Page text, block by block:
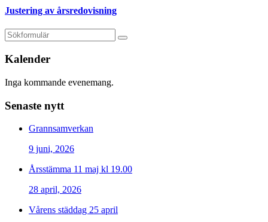
Justering av årsredovisning
Kalender
Inga kommande evenemang.
Senaste nytt
Grannsamverkan
9 juni, 2026
Årsstämma 11 maj kl 19.00
28 april, 2026
Vårens städdag 25 april